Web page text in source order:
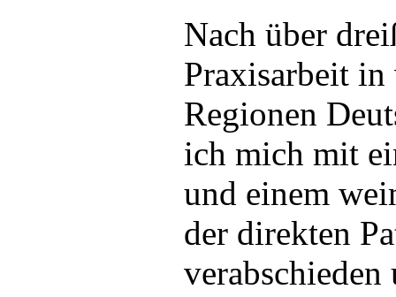
Nach über
Praxisarbeit in
Regionen
ich mich mit
und einem
der direkten